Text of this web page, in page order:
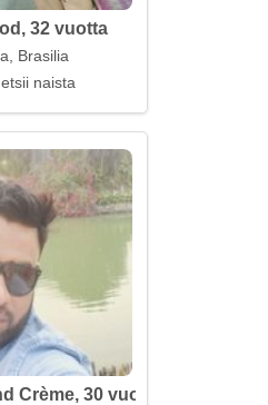
32 vuotta
Brasilia
naista
Crème, 30 vuotta